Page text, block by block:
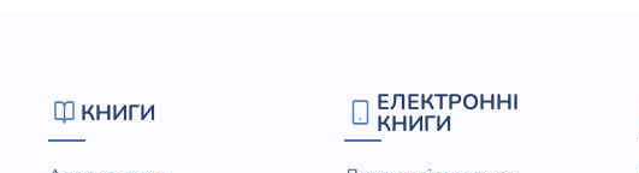
КНИГИ ЕЛЕКТРОННІ
КНИГИ